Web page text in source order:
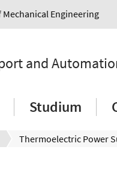
Mechanical Engineering
and
Studium